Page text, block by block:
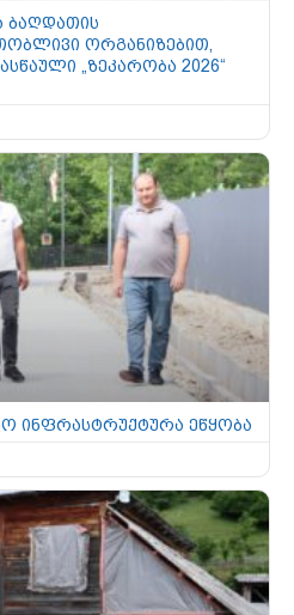
ბაღდათის
ორგანიზებით,
„ზეკარობა 2026“
ინფრასტრუქტურა ეწყობა